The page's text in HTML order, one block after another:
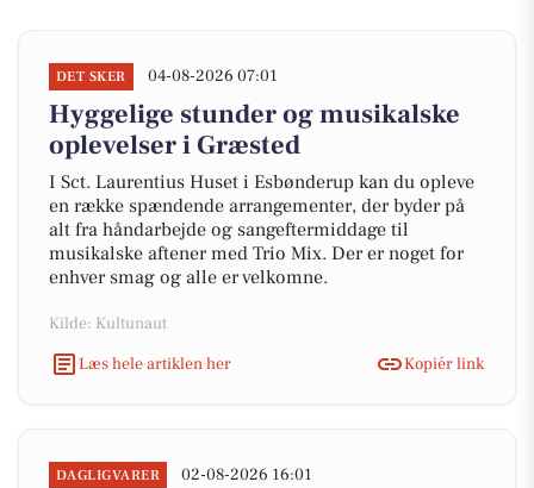
DET SKER 04-08-2026 07:01
Hyggelige stunder og musikalske
oplevelser i Græsted
I Sct. Laurentius Huset i Esbønderup kan du opleve
en række spændende arrangementer, der byder på
alt fra håndarbejde og sangeftermiddage til
musikalske aftener med Trio Mix. Der er noget for
enhver smag og alle er velkomne.
Kilde: Kultunaut
Læs hele artiklen her
Kopiér link
DAGLIGVARER 02-08-2026 16:01